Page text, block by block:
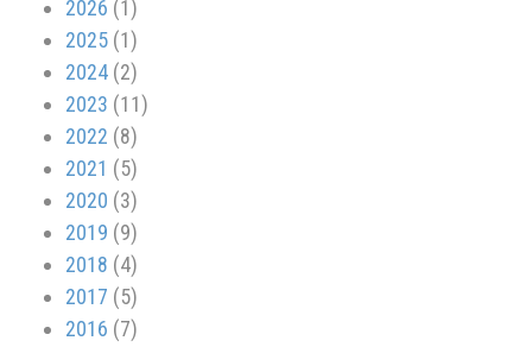
2026 (1)
2025 (1)
2024 (2)
2023 (11)
2022 (8)
2021 (5)
2020 (3)
2019 (9)
2018 (4)
2017 (5)
2016 (7)